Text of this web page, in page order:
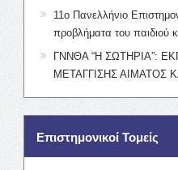
11ο Πανελλήνιο
προβλήματα του παιδιού
ΓΝΝΘΑ “Η ΣΩΤΗΡΙΑ”:
ΜΕΤΑΓΓΙΣΗΣ ΑΙΜΑΤΟΣ
Επιστημονικοί Τομείς